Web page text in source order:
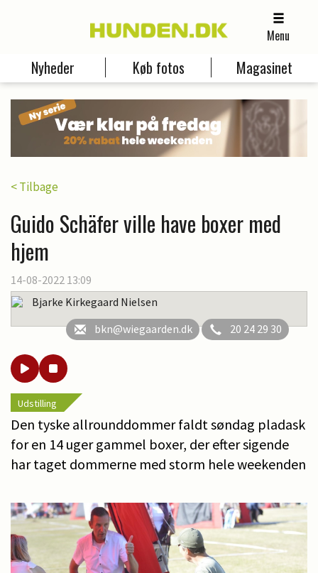
Menu
Nyheder Køb fotos Magasinet
< Tilbage
Guido Schäfer ville have boxer med
hjem
14-08-2022 13:09
Bjarke Kirkegaard Nielsen
bkn@wiegaarden.dk
20 24 29 30
Udstilling
Den tyske allrounddommer faldt søndag pladask
for en 14 uger gammel boxer, der efter sigende
har taget dommerne med storm hele weekenden